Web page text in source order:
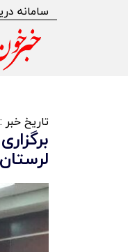
سامانه
تاریخ خبر : 1404/04/21 - 10:01:31
لرستان